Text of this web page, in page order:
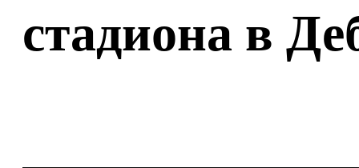
стадиона в